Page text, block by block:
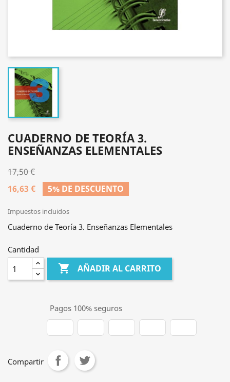
CUADERNO DE TEORÍA 3.
ENSEÑANZAS ELEMENTALES
17,50 €
16,63 €
5% DE DESCUENTO
Impuestos incluidos
Cuaderno de Teoría 3. Enseñanzas Elementales
Cantidad
 AÑADIR AL CARRITO
Pagos 100% seguros
Compartir